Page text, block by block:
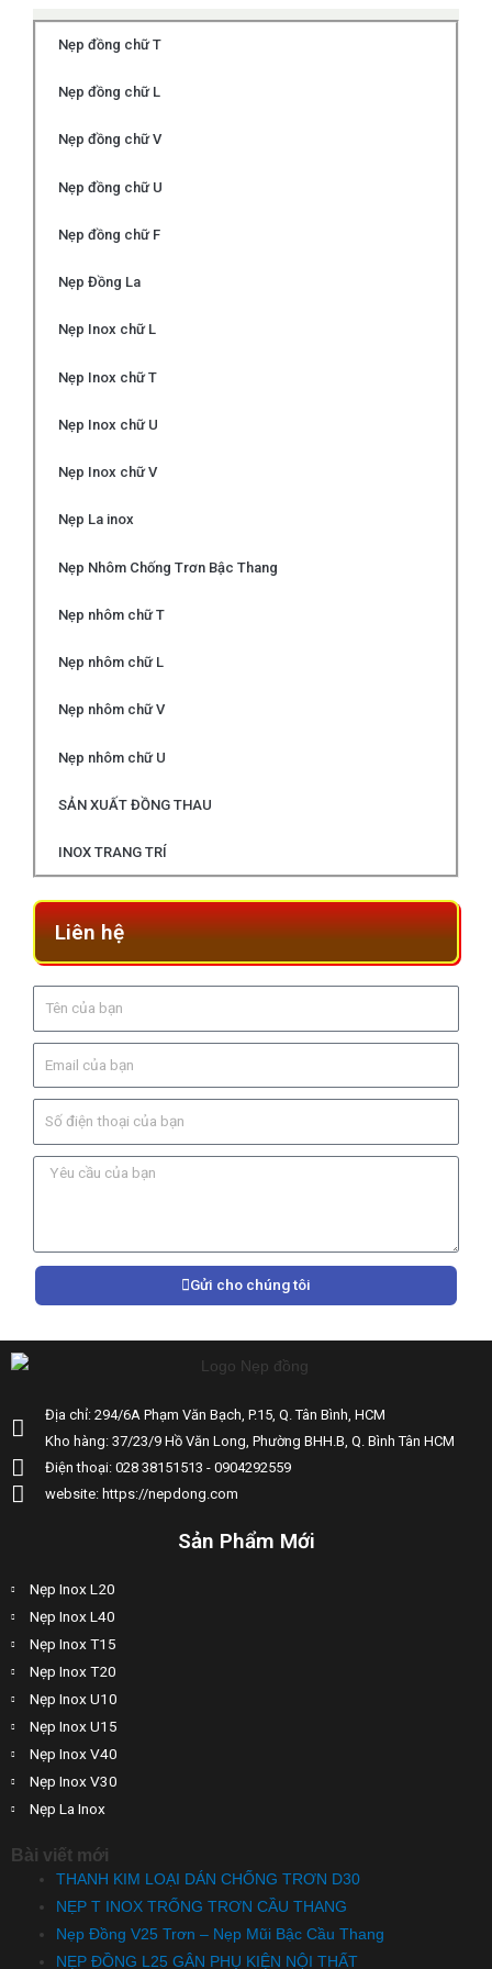
Nẹp đồng chữ T
Nẹp đồng chữ L
Nẹp đồng chữ V
Nẹp đồng chữ U
Nẹp đồng chữ F
Nẹp Đồng La
Nẹp Inox chữ L
Nẹp Inox chữ T
Nẹp Inox chữ U
Nẹp Inox chữ V
Nẹp La inox
Nẹp Nhôm Chống Trơn Bậc Thang
Nẹp nhôm chữ T
Nẹp nhôm chữ L
Nẹp nhôm chữ V
Nẹp nhôm chữ U
SẢN XUẤT ĐỒNG THAU
INOX TRANG TRÍ
Liên hệ
Gửi cho chúng tôi
Địa chỉ: 294/6A Phạm Văn Bạch, P.15, Q. Tân Bình, HCM
Kho hàng: 37/23/9 Hồ Văn Long, Phường BHH.B, Q. Bình Tân HCM
Điện thoại: 028 38151513 - 0904292559
website: https://nepdong.com
Sản Phẩm Mới
Nẹp Inox L20
Nẹp Inox L40
Nẹp Inox T15
Nẹp Inox T20
Nẹp Inox U10
Nẹp Inox U15
Nẹp Inox V40
Nẹp Inox V30
Nẹp La Inox
Bài viết mới
THANH KIM LOẠI DÁN CHỐNG TRƠN D30
NẸP T INOX TRỐNG TRƠN CẦU THANG
Nẹp Đồng V25 Trơn – Nẹp Mũi Bậc Cầu Thang
NẸP ĐỒNG L25 GÂN PHỤ KIỆN NỘI THẤT